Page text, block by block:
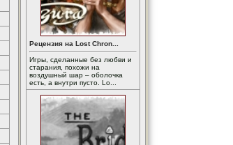
Рецензия на Lost Chron...
Игры, сделанные без любви и
старания, похожи на
воздушный шар – оболочка
есть, а внутри пусто. Lo...